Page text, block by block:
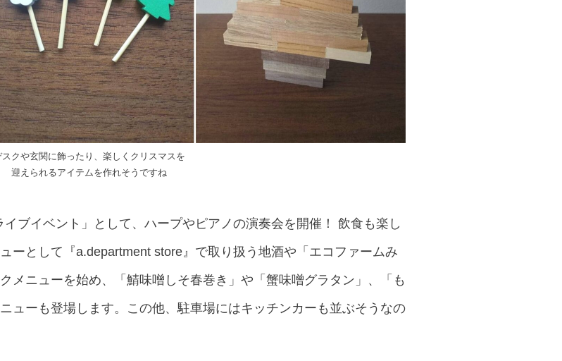
スクや玄関に飾ったり、楽しくクリスマスを
迎えられるアイテムを作れそうですね
イブイベント」として、ハープやピアノの演奏会を開催！ 飲食も楽し
ーとして『a.department store』で取り扱う地酒や「エコファームみ
メニューを始め、「鯖味噌しそ春巻き」や「蟹味噌グラタン」、「も
ューも登場します。この他、駐車場にはキッチンカーも並ぶそうなの